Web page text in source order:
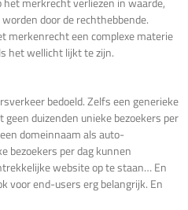
door de rechthebbende.
merkenrecht een complexe materie
het wellicht lijkt te zijn.
bedoeld. Zelfs een generieke
duizenden unieke bezoekers per
domeinnaam als auto-
bezoekers per dag kunnen
website op te staan… En
voor end-users erg belangrijk. En